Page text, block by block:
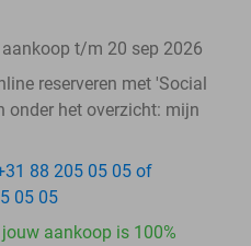
t/m 20 sep 2026
reserveren met 'Social
onder het overzicht: mijn
88 205 05 05 of
05 05
aankoop is 100%